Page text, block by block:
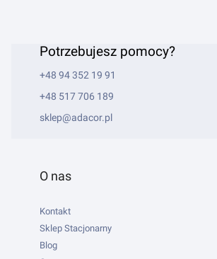
Potrzebujesz pomocy?
+48 94 352 19 91
+48 517 706 189
sklep@adacor.pl
Linki w stopce
O nas
Kontakt
Sklep Stacjonarny
Blog